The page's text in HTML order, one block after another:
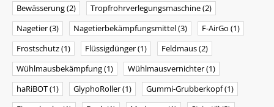
Bewässerung(2) Tropfrohrverlegungsmaschine(2)
Nagetier(3) Nagetierbekämpfungsmittel(3) F-AirGo (1)
Frostschutz(1) Flüssigdünger(1) Feldmaus(2)
Wühlmausbekämpfung(1) Wühlmausvernichter(1)
haRiBOT(1) GlyphoRoller(1) Gummi-Grubberkopf(1)